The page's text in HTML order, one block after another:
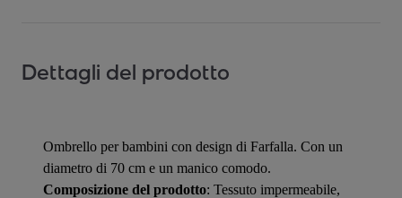
Dettagli del prodotto
Ombrello per bambini con design di Farfalla. Con un
diametro di 70 cm e un manico comodo.
Composizione del prodotto: Tessuto impermeabile,